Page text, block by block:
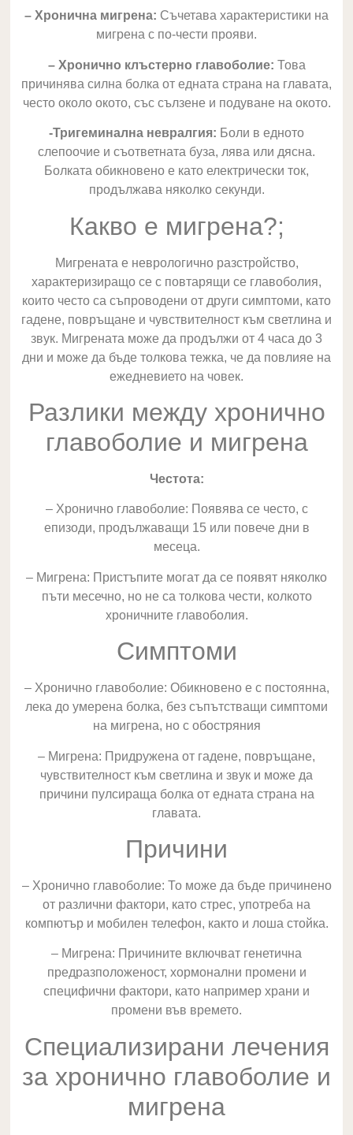
– Хронична мигрена: Съчетава характеристики на
мигрена с по-чести прояви.
– Хронично клъстерно главоболие: Това
причинява силна болка от едната страна на главата,
често около окото, със сълзене и подуване на окото.
-Тригеминална невралгия: Боли в едното
слепоочие и съответната буза, лява или дясна.
Болката обикновено е като електрически ток,
продължава няколко секунди.
Какво е мигрена?;
Мигрената е неврологично разстройство,
характеризиращо се с повтарящи се главоболия,
които често са съпроводени от други симптоми, като
гадене, повръщане и чувствителност към светлина и
звук. Мигрената може да продължи от 4 часа до 3
дни и може да бъде толкова тежка, че да повлияе на
ежедневието на човек.
Разлики между хронично
главоболие и мигрена
Честота:
– Хронично главоболие: Появява се често, с
епизоди, продължаващи 15 или повече дни в
месеца.
– Мигрена: Пристъпите могат да се появят няколко
пъти месечно, но не са толкова чести, колкото
хроничните главоболия.
Симптоми
– Хронично главоболие: Обикновено е с постоянна,
лека до умерена болка, без съпътстващи симптоми
на мигрена, но с обостряния
– Мигрена: Придружена от гадене, повръщане,
чувствителност към светлина и звук и може да
причини пулсираща болка от едната страна на
главата.
Причини
– Хронично главоболие: То може да бъде причинено
от различни фактори, като стрес, употреба на
компютър и мобилен телефон, както и лоша стойка.
– Мигрена: Причините включват генетична
предразположеност, хормонални промени и
специфични фактори, като например храни и
промени във времето.
Специализирани лечения
за хронично главоболие и
мигрена